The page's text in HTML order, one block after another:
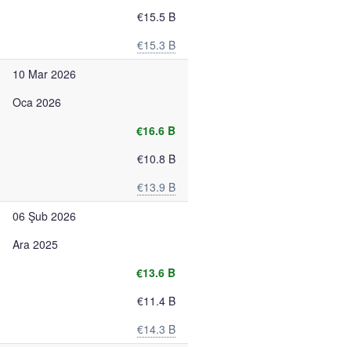
€15.5 B
€15.3 B
10 Mar 2026
Oca 2026
€16.6 B
€10.8 B
€13.9 B
06 Şub 2026
Ara 2025
€13.6 B
€11.4 B
€14.3 B